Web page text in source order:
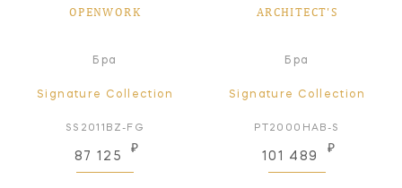
OPENWORK
Бра
Signature Collection
SS2011BZ-FG
87 125
₽
ARCHITECT'S
Бра
Signature Collection
PT2000HAB-S
101 489
₽